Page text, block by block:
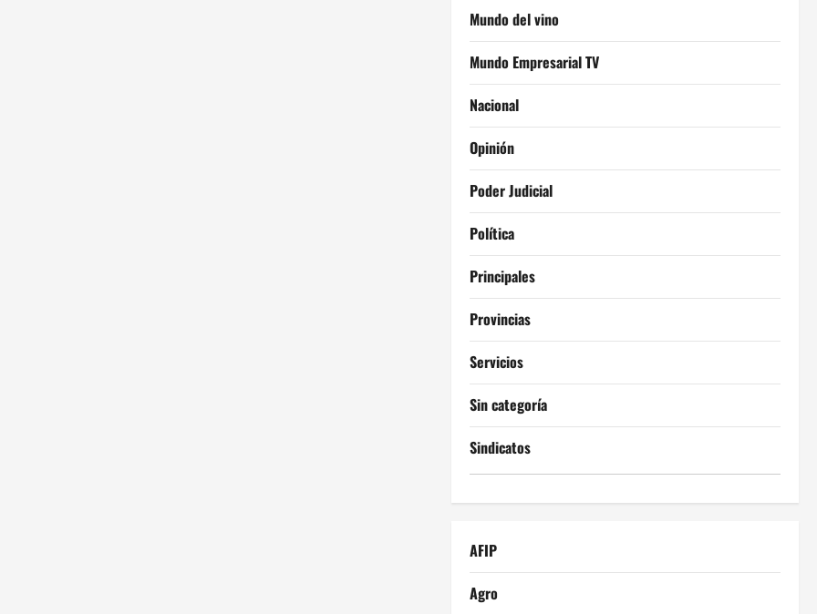
Mundo del vino
Mundo Empresarial TV
Nacional
Opinión
Poder Judicial
Política
Principales
Provincias
Servicios
Sin categoría
Sindicatos
AFIP
Agro